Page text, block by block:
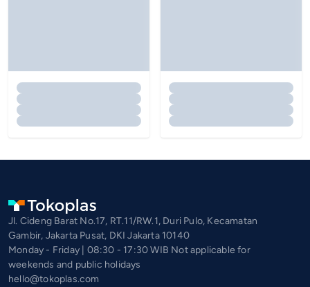
Jl. Cideng Barat No.17, RT.11/RW.1, Duri Pulo, Kecamatan
Gambir, Jakarta Pusat, DKI Jakarta 10140
Monday - Friday | 08:30 - 17:30 WIB Not applicable for
weekends and public holidays
hello@tokoplas.com